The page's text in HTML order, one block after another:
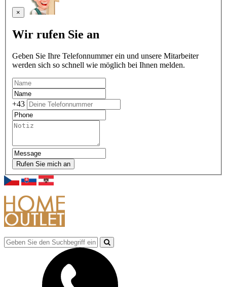
×
Wir rufen Sie an
Geben Sie Ihre Telefonnummer ein und unsere Mitarbeiter
werden sich so schnell wie möglich bei Ihnen melden.
+43
Rufen Sie mich an